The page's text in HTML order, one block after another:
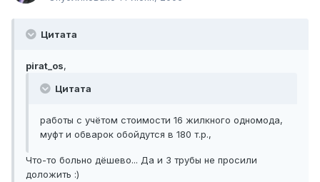
Цитата
pirat_os,
Цитата
работы с учётом стоимости 16 жилкного одномода,
муфт и обварок обойдутся в 180 т.р.,
Что-то больно дёшево... Да и 3 трубы не просили
доложить :)